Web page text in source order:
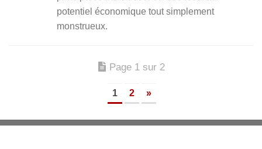
potentiel économique tout simplement
monstrueux.
Page 1 sur 2
1 2 »